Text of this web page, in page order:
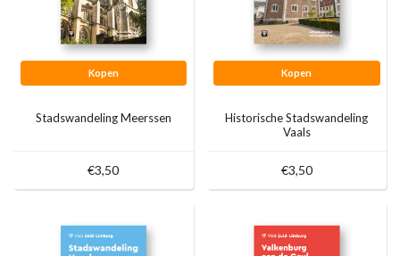
Kopen
Stadswandeling Meerssen
€3,50
Kopen
Historische Stadswandeling
Vaals
€3,50